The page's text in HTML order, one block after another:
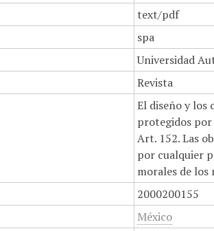
text/pdf
spa
Universidad
Revista
El diseño y los
protegidos por
Art. 152. Las
por cualquier
morales de los
2000200155
México